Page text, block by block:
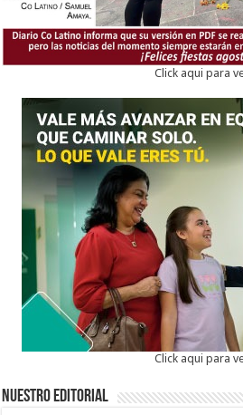
Click aqui para
Click aqui para
Nuestro Editorial